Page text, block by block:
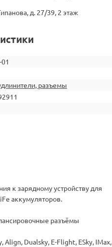
д. 27/39, 2 этаж
разъемы
к зарядному устройству для
аккумуляторов.
разъёмы
Align, Dualsky, E-Flight, ESky, IMax,